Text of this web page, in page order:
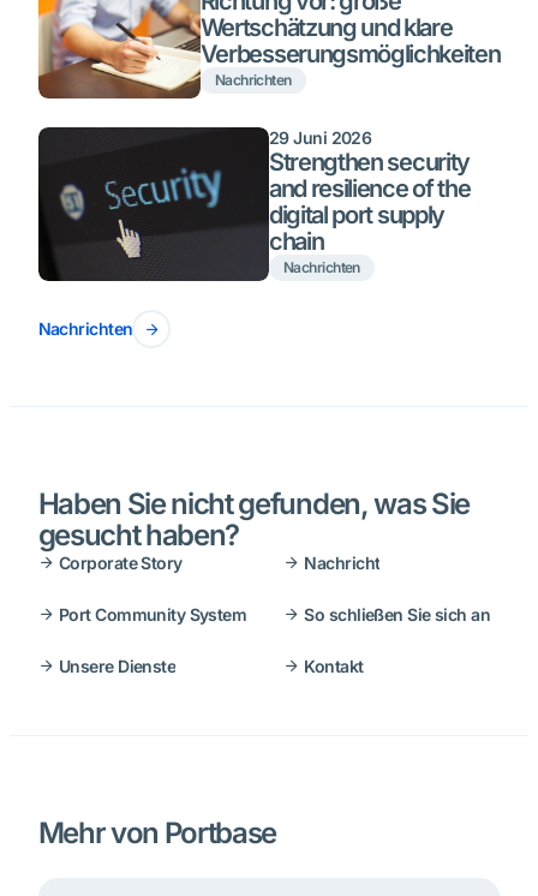
Wertschätzung und klare
Verbesserungsmöglichkeiten
Nachrichten
29 Juni 2026
Strengthen security
and resilience of the
digital port supply
chain
Nachrichten
Nachrichten
Haben Sie nicht gefunden, was Sie
gesucht haben?
Corporate Story Nachricht
Port Community System So schließen Sie sich an
Unsere Dienste Kontakt
Mehr von Portbase